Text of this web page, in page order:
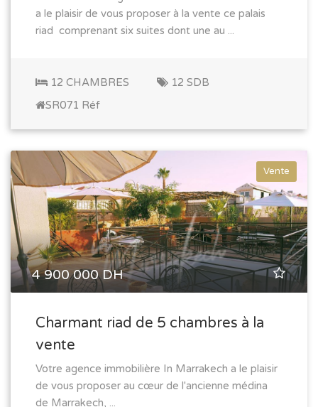
a le plaisir de vous proposer à la vente ce palais
riad comprenant six suites dont une au ...
12 CHAMBRES
12 SDB
SR071 Réf
Vente
4 900 000 DH
Charmant riad de 5 chambres à la
vente
Votre agence immobilière In Marrakech a le plaisir
de vous proposer au cœur de l'ancienne médina
de Marrakech, ...